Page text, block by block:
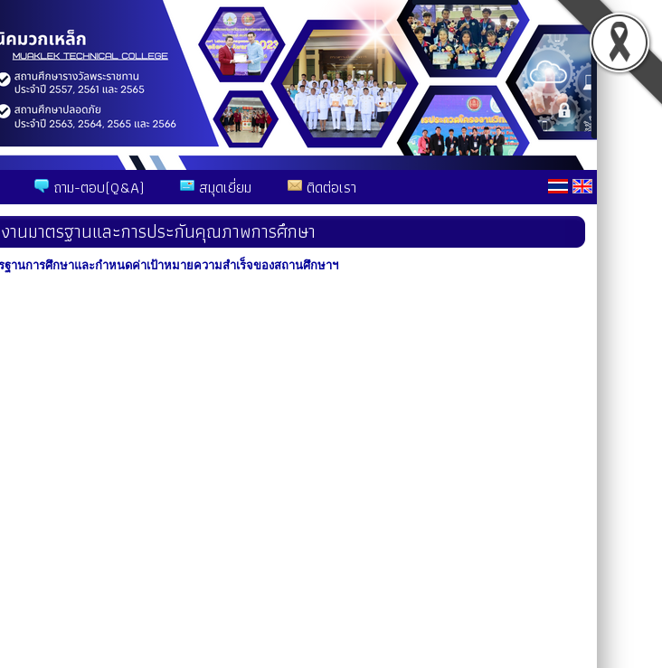
ถาม-ตอบ(Q&A) สมุดเยี่ยม ติดต่อเรา
งานมาตรฐานและการประกันคุณภาพการศึกษา
านการศึกษาและกำหนดค่าเป้าหมายความสำเร็จของสถานศึกษาฯ